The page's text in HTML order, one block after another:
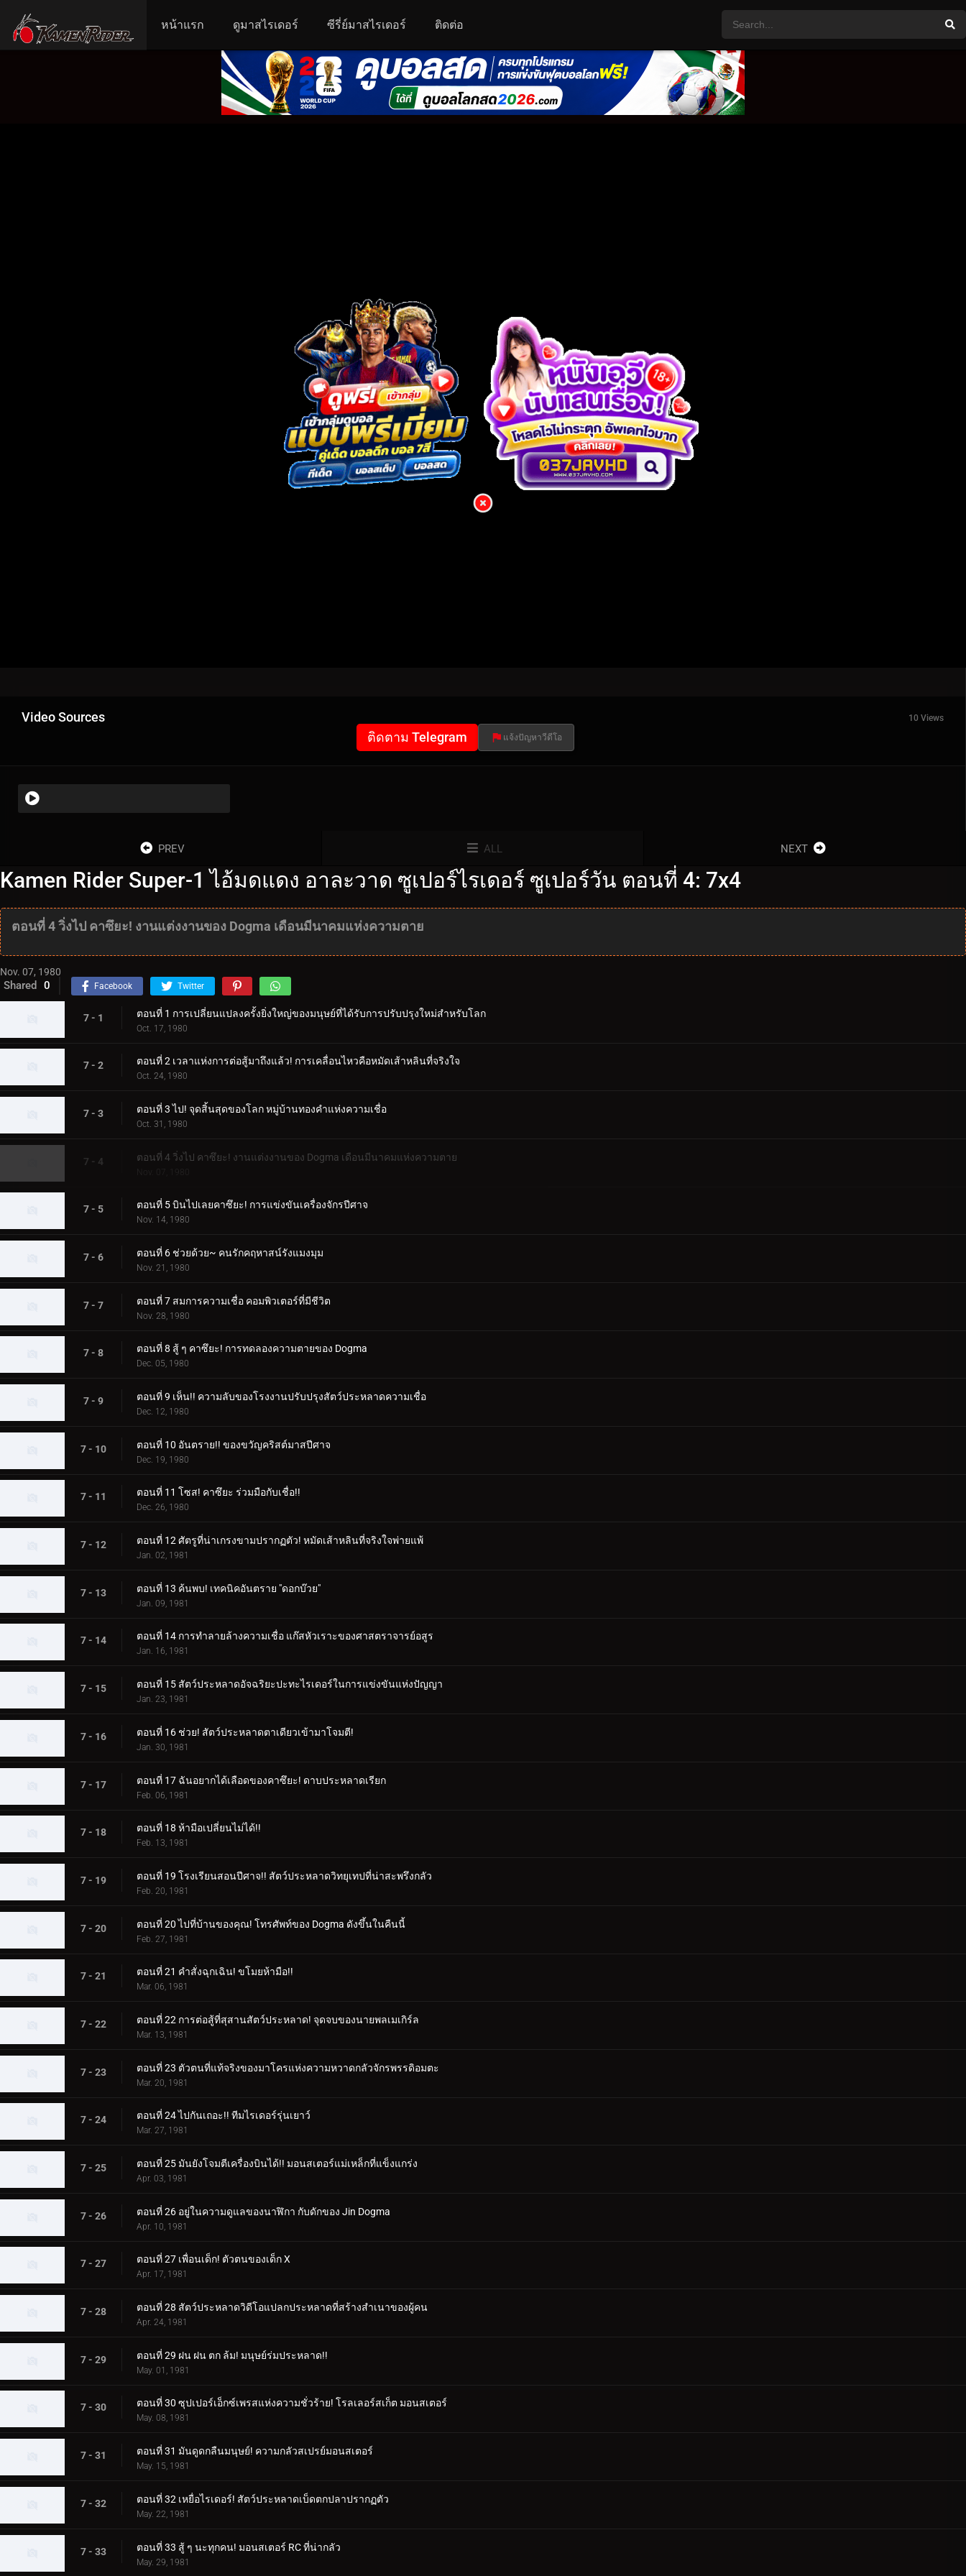
หน้าแรก ดูมาสไรเดอร์ ซีรี่ย์มาสไรเดอร์ ติดต่อ
Video Sources 10 Views
ติดตาม Telegram แจ้งปัญหาวีดีโอ
PREV ALL NEXT
Kamen Rider Super-1 ไอ้มดแดง อาละวาด ซูเปอร์ไรเดอร์ ซูเปอร์วัน ตอนที่ 4: 7x4
ตอนที่ 4 วิ่งไป คาซึยะ! งานแต่งงานของ Dogma เดือนมีนาคมแห่งความตาย
Nov. 07, 1980
Shared 0 Facebook Twitter
7 - 1 ตอนที่ 1 การเปลี่ยนแปลงครั้งยิ่งใหญ่ของมนุษย์ที่ได้รับการปรับปรุงใหม่สำหรับโลก
Oct. 17, 1980
7 - 2 ตอนที่ 2 เวลาแห่งการต่อสู้มาถึงแล้ว! การเคลื่อนไหวคือหมัดเส้าหลินที่จริงใจ
Oct. 24, 1980
7 - 3 ตอนที่ 3 ไป! จุดสิ้นสุดของโลก หมู่บ้านทองคำแห่งความเชื่อ
Oct. 31, 1980
7 - 4 ตอนที่ 4 วิ่งไป คาซึยะ! งานแต่งงานของ Dogma เดือนมีนาคมแห่งความตาย
Nov. 07, 1980
7 - 5 ตอนที่ 5 บินไปเลยคาซึยะ! การแข่งขันเครื่องจักรปีศาจ
Nov. 14, 1980
7 - 6 ตอนที่ 6 ช่วยด้วย~ คนรักคฤหาสน์รังแมงมุม
Nov. 21, 1980
7 - 7 ตอนที่ 7 สมการความเชื่อ คอมพิวเตอร์ที่มีชีวิต
Nov. 28, 1980
7 - 8 ตอนที่ 8 สู้ ๆ คาซึยะ! การทดลองความตายของ Dogma
Dec. 05, 1980
7 - 9 ตอนที่ 9 เห็น!! ความลับของโรงงานปรับปรุงสัตว์ประหลาดความเชื่อ
Dec. 12, 1980
7 - 10 ตอนที่ 10 อันตราย!! ของขวัญคริสต์มาสปีศาจ
Dec. 19, 1980
7 - 11 ตอนที่ 11 โซส! คาซึยะ ร่วมมือกับเชื่อ!!
Dec. 26, 1980
7 - 12 ตอนที่ 12 ศัตรูที่น่าเกรงขามปรากฏตัว! หมัดเส้าหลินที่จริงใจพ่ายแพ้
Jan. 02, 1981
7 - 13 ตอนที่ 13 ค้นพบ! เทคนิคอันตราย "ดอกบ๊วย"
Jan. 09, 1981
7 - 14 ตอนที่ 14 การทำลายล้างความเชื่อ แก๊สหัวเราะของศาสตราจารย์อสูร
Jan. 16, 1981
7 - 15 ตอนที่ 15 สัตว์ประหลาดอัจฉริยะปะทะไรเดอร์ในการแข่งขันแห่งปัญญา
Jan. 23, 1981
7 - 16 ตอนที่ 16 ช่วย! สัตว์ประหลาดตาเดียวเข้ามาโจมตี!
Jan. 30, 1981
7 - 17 ตอนที่ 17 ฉันอยากได้เลือดของคาซึยะ! ดาบประหลาดเรียก
Feb. 06, 1981
7 - 18 ตอนที่ 18 ห้ามือเปลี่ยนไม่ได้!!
Feb. 13, 1981
7 - 19 ตอนที่ 19 โรงเรียนสอนปีศาจ!! สัตว์ประหลาดวิทยุเทปที่น่าสะพรึงกลัว
Feb. 20, 1981
7 - 20 ตอนที่ 20 ไปที่บ้านของคุณ! โทรศัพท์ของ Dogma ดังขึ้นในคืนนี้
Feb. 27, 1981
7 - 21 ตอนที่ 21 คำสั่งฉุกเฉิน! ขโมยห้ามือ!!
Mar. 06, 1981
7 - 22 ตอนที่ 22 การต่อสู้ที่สุสานสัตว์ประหลาด! จุดจบของนายพลเมเกิร์ล
Mar. 13, 1981
7 - 23 ตอนที่ 23 ตัวตนที่แท้จริงของมาโครแห่งความหวาดกลัวจักรพรรดิอมตะ
Mar. 20, 1981
7 - 24 ตอนที่ 24 ไปกันเถอะ!! ทีมไรเดอร์รุ่นเยาว์
Mar. 27, 1981
7 - 25 ตอนที่ 25 มันยังโจมตีเครื่องบินได้!! มอนสเตอร์แม่เหล็กที่แข็งแกร่ง
Apr. 03, 1981
7 - 26 ตอนที่ 26 อยู่ในความดูแลของนาฬิกา กับดักของ Jin Dogma
Apr. 10, 1981
7 - 27 ตอนที่ 27 เพื่อนเด็ก! ตัวตนของเด็ก X
Apr. 17, 1981
7 - 28 ตอนที่ 28 สัตว์ประหลาดวิดีโอแปลกประหลาดที่สร้างสำเนาของผู้คน
Apr. 24, 1981
7 - 29 ตอนที่ 29 ฝน ฝน ตก ล้ม! มนุษย์ร่มประหลาด!!
May. 01, 1981
7 - 30 ตอนที่ 30 ซุปเปอร์เอ็กซ์เพรสแห่งความชั่วร้าย! โรลเลอร์สเก็ต มอนสเตอร์
May. 08, 1981
7 - 31 ตอนที่ 31 มันดูดกลืนมนุษย์! ความกลัวสเปรย์มอนสเตอร์
May. 15, 1981
7 - 32 ตอนที่ 32 เหยื่อไรเดอร์! สัตว์ประหลาดเบ็ดตกปลาปรากฏตัว
May. 22, 1981
7 - 33 ตอนที่ 33 สู้ ๆ นะทุกคน! มอนสเตอร์ RC ที่น่ากลัว
May. 29, 1981